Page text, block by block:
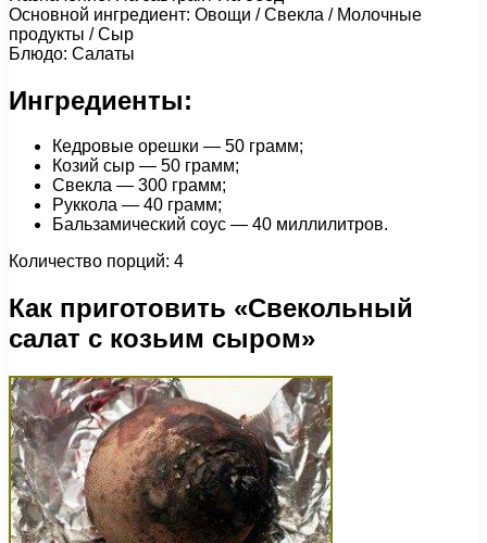
Основной ингредиент: Овощи / Свекла / Молочные
продукты / Сыр
Блюдо: Салаты
Ингредиенты:
Кедровые орешки — 50 грамм;
Козий сыр — 50 грамм;
Свекла — 300 грамм;
Руккола — 40 грамм;
Бальзамический соус — 40 миллилитров.
Количество порций: 4
Как приготовить «Свекольный
салат с козьим сыром»